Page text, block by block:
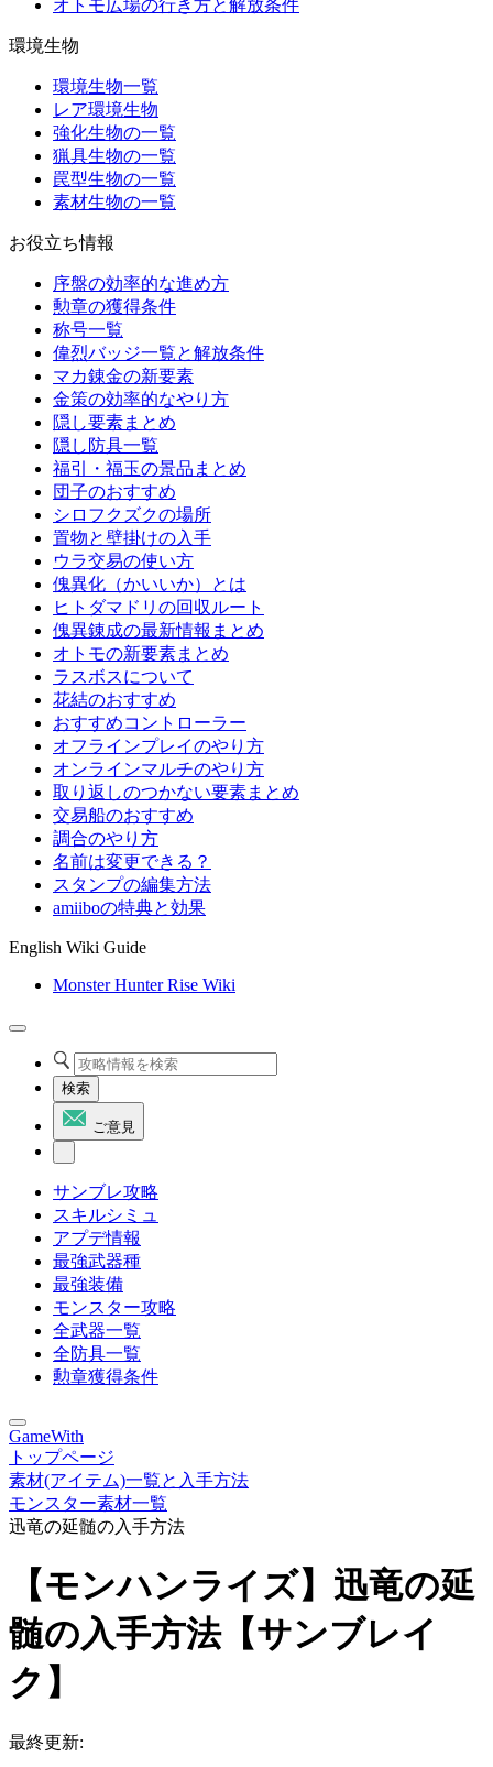
オトモ広場の行き方と解放条件
環境生物
環境生物一覧
レア環境生物
強化生物の一覧
猟具生物の一覧
罠型生物の一覧
素材生物の一覧
お役立ち情報
序盤の効率的な進め方
勲章の獲得条件
称号一覧
偉烈バッジ一覧と解放条件
マカ錬金の新要素
金策の効率的なやり方
隠し要素まとめ
隠し防具一覧
福引・福玉の景品まとめ
団子のおすすめ
シロフクズクの場所
置物と壁掛けの入手
ウラ交易の使い方
傀異化（かいいか）とは
ヒトダマドリの回収ルート
傀異錬成の最新情報まとめ
オトモの新要素まとめ
ラスボスについて
花結のおすすめ
おすすめコントローラー
オフラインプレイのやり方
オンラインマルチのやり方
取り返しのつかない要素まとめ
交易船のおすすめ
調合のやり方
名前は変更できる？
スタンプの編集方法
amiiboの特典と効果
English Wiki Guide
Monster Hunter Rise Wiki
検索
ご意見
サンブレ攻略
スキルシミュ
アプデ情報
最強武器種
最強装備
モンスター攻略
全武器一覧
全防具一覧
勲章獲得条件
GameWith
トップページ
素材(アイテム)一覧と入手方法
モンスター素材一覧
迅竜の延髄の入手方法
【モンハンライズ】迅竜の延
髄の入手方法【サンブレイ
ク】
最終更新: